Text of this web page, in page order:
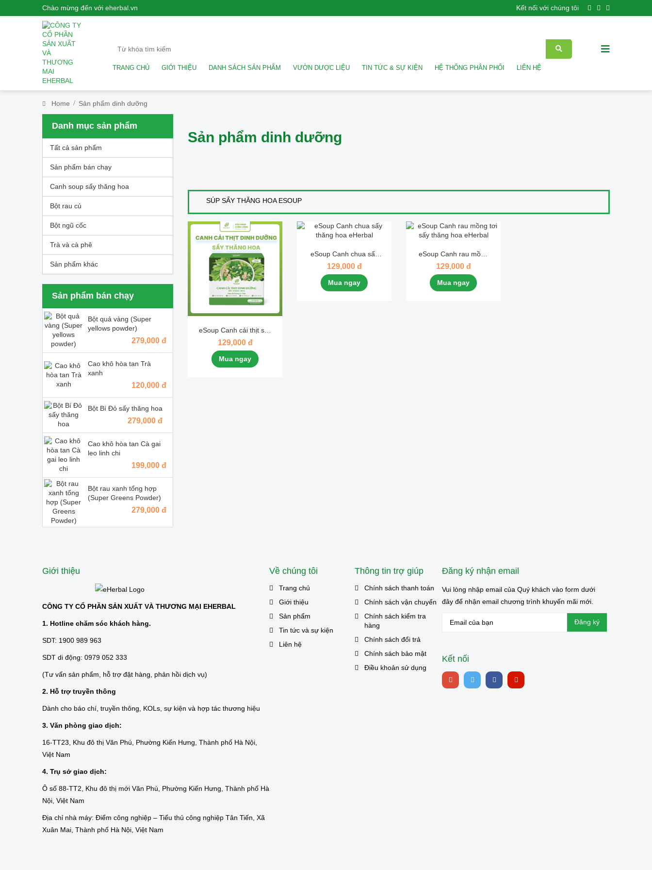
Chào mừng đến với eherbal.vn Kết nối với chúng tôi
TRANG CHỦ GIỚI THIỆU DANH SÁCH SẢN PHẨM VƯỜN DƯỢC LIỆU TIN TỨC & SỰ KIỆN HỆ THỐNG PHÂN PHỐI LIÊN HỆ
Home Sản phẩm dinh dưỡng
Sản phẩm dinh dưỡng
SÚP SẤY THĂNG HOA ESOUP
eSoup Canh cải thịt sấy
thăng hoa eHerbal
129,000 đ
Mua ngay
eSoup Canh chua sấy
thăng hoa eHerbal
129,000 đ
Mua ngay
eSoup Canh rau mồng
tơi sấy thăng hoa
eHerbal
129,000 đ
Mua ngay
Danh mục sản phẩm
Tất cả sản phẩm
Sản phẩm bán chạy
Canh soup sấy thăng hoa
Bột rau củ
Bột ngũ cốc
Trà và cà phê
Sản phẩm khác
Sản phẩm bán chạy
Bột quả vàng (Super
yellows powder)
279,000 đ
Cao khô hòa tan Trà
xanh
120,000 đ
Bột Bí Đỏ sấy thăng hoa
279,000 đ
Cao khô hòa tan Cà gai
leo linh chi
199,000 đ
Bột rau xanh tổng hợp
(Super Greens Powder)
279,000 đ
Giới thiệu
CÔNG TY CỔ PHẦN SẢN XUẤT VÀ THƯƠNG MẠI EHERBAL
1. Hotline chăm sóc khách hàng.
SDT: 1900 989 963
SDT di động: 0979 052 333
(Tư vấn sản phẩm, hỗ trợ đặt hàng, phản hồi dịch vụ)
2. Hỗ trợ truyền thông
Dành cho báo chí, truyền thông, KOLs, sự kiện và hợp tác thương hiệu
3. Văn phòng giao dịch:
16-TT23, Khu đô thị Văn Phú, Phường Kiến Hưng, Thành phố Hà Nội,
Việt Nam
4. Trụ sở giao dịch:
Ô số 88-TT2, Khu đô thị mới Văn Phú, Phường Kiến Hưng, Thành phố Hà
Nội, Việt Nam
Địa chỉ nhà máy: Điểm công nghiệp – Tiểu thủ công nghiệp Tân Tiến, Xã
Xuân Mai, Thành phố Hà Nội, Việt Nam
Về chúng tôi
Trang chủ
Giới thiệu
Sản phẩm
Tin tức và sự kiện
Liên hệ
Thông tin trợ giúp
Chính sách thanh toán
Chính sách vận chuyển
Chính sách kiểm tra
hàng
Chính sách đổi trả
Chính sách bảo mật
Điều khoản sử dụng
Đăng ký nhận email
Vui lòng nhập email của Quý khách vào form dưới
đây để nhận email chương trình khuyến mãi mới.
Kết nối